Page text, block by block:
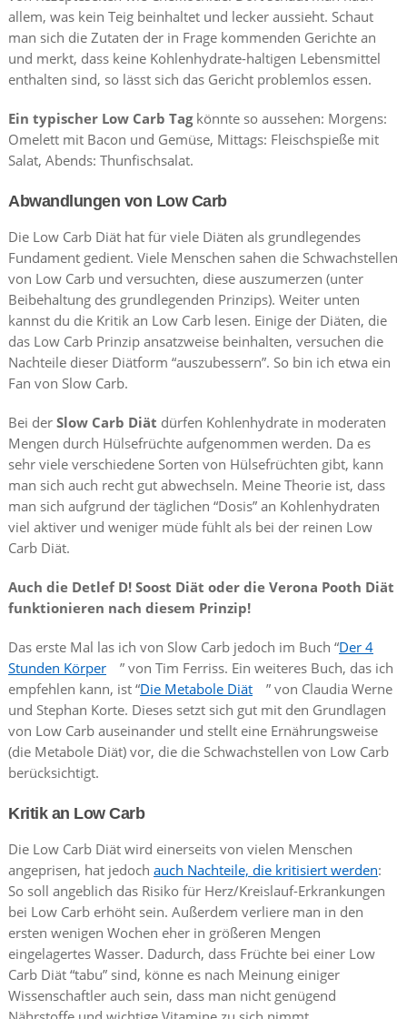
allem, was kein Teig beinhaltet und lecker aussieht. Schaut
man sich die Zutaten der in Frage kommenden Gerichte an
und merkt, dass keine Kohlenhydrate-haltigen Lebensmittel
enthalten sind, so lässt sich das Gericht problemlos essen.
Ein typischer Low Carb Tagkönnte so aussehen: Morgens:
Omelett mit Bacon und Gemüse, Mittags: Fleischspieße mit
Salat, Abends: Thunfischsalat.
Abwandlungen von Low Carb
Die Low Carb Diät hat für viele Diäten als grundlegendes
Fundament gedient. Viele Menschen sahen die Schwachstellen
von Low Carb und versuchten, diese auszumerzen (unter
Beibehaltung des grundlegenden Prinzips). Weiter unten
kannst du die Kritik an Low Carb lesen. Einige der Diäten, die
das Low Carb Prinzip ansatzweise beinhalten, versuchen die
Nachteile dieser Diätform “auszubessern”. So bin ich etwa ein
Fan von Slow Carb.
Bei der Slow Carb Diät dürfen Kohlenhydrate in moderaten
Mengen durch Hülsefrüchte aufgenommen werden. Da es
sehr viele verschiedene Sorten von Hülsefrüchten gibt, kann
man sich auch recht gut abwechseln. Meine Theorie ist, dass
man sich aufgrund der täglichen “Dosis” an Kohlenhydraten
viel aktiver und weniger müde fühlt als bei der reinen Low
Carb Diät.
Auch die Detlef D! Soost Diät oder die Verona Pooth Diät
funktionieren nach diesem Prinzip!
Das erste Mal las ich von Slow Carb jedoch im Buch “Der 4
Stunden Körper
” von Tim Ferriss. Ein weiteres Buch, das ich
empfehlen kann, ist “Die Metabole Diät
” von Claudia Werne
und Stephan Korte. Dieses setzt sich gut mit den Grundlagen
von Low Carb auseinander und stellt eine Ernährungsweise
(die Metabole Diät) vor, die die Schwachstellen von Low Carb
berücksichtigt.
Kritik an Low Carb
Die Low Carb Diät wird einerseits von vielen Menschen
angeprisen, hat jedoch auch Nachteile, die kritisiert werden:
So soll angeblich das Risiko für Herz/Kreislauf-Erkrankungen
bei Low Carb erhöht sein. Außerdem verliere man in den
ersten wenigen Wochen eher in größeren Mengen
eingelagertes Wasser. Dadurch, dass Früchte bei einer Low
Carb Diät “tabu” sind, könne es nach Meinung einiger
Wissenschaftler auch sein, dass man nicht genügend